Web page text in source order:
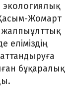
экологиялық
Жомарт
еліміздің
бұқаралық